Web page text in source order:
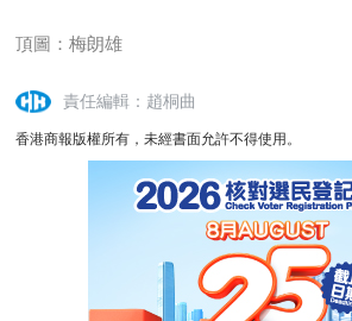
頂圖： 梅朗雄
責任編輯：趙桐曲
香港商報版權所有，未經書面允許不得使用。